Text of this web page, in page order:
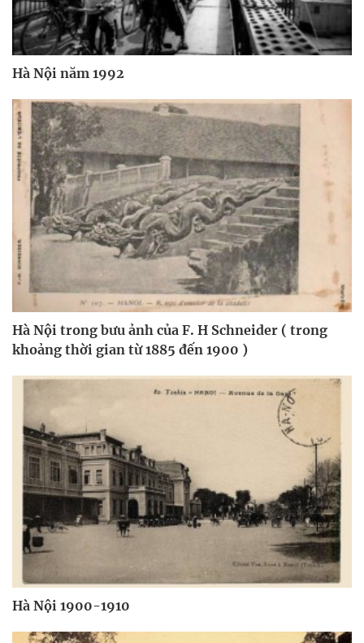
Hà Nội năm 1992
Hà Nội trong bưu ảnh của F. H Schneider ( trong
khoảng thời gian từ 1885 đến 1900 )
Hà Nội 1900-1910